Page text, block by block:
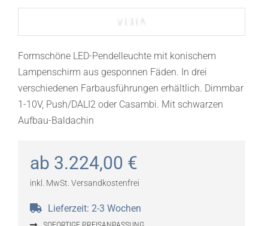
Formschöne LED-Pendelleuchte mit konischem
Lampenschirm aus gesponnen Fäden. In drei
verschiedenen Farbausführungen erhältlich. Dimmbar
1-10V, Push/DALI2 oder Casambi. Mit schwarzen
Aufbau-Baldachin
ab 3.224,00 €
inkl. MwSt. Versandkostenfrei
Lieferzeit: 2-3 Wochen